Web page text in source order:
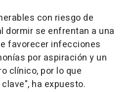
con riesgo de
dormir se enfrentan a una
favorecer infecciones
por aspiración y un
clínico, por lo que
ha expuesto.